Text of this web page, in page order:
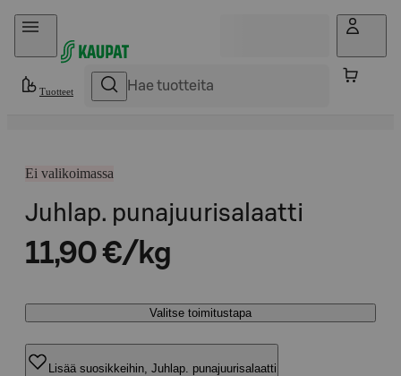
Hyppää sisältöön
Tuotteet
Ei valikoimassa
Juhlap. punajuurisalaatti
11,90 €/kg
Valitse toimitustapa
Lisää suosikkeihin, Juhlap. punajuurisalaatti